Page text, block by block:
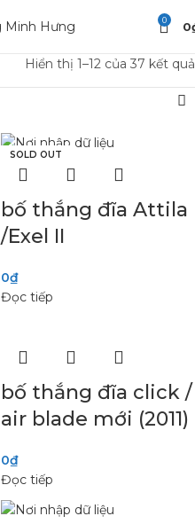
0 0
Hiển thị 1–12 của 37 kết quả
SOLD OUT
bố thắng đĩa Attila
/Exel II
0₫
Đọc tiếp
SOLD OUT
bố thắng đĩa click /
air blade mới (2011)
0₫
Đọc tiếp
SOLD OUT
SOLD OUT
SOLD OUT
SOLD OUT